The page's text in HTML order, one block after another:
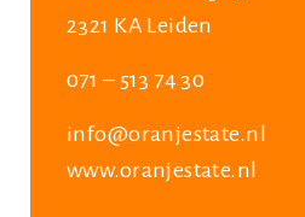
2321 KA Leiden
071 – 513 74 30
info@oranjestate.nl
www.oranjestate.nl